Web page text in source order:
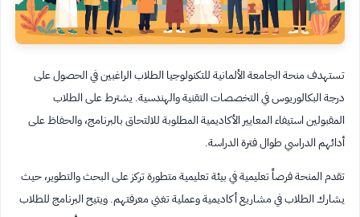
تستهدف منحة الجامعة الألمانية للتكنولوجيا الطلاب الراغبين في الحصول على
درجة البكالوريوس في التخصصات التقنية والهندسية. يشترط على الطلاب
المقبولين استيفاء المعايير الأكاديمية المطلوبة للالتحاق بالبرنامج، والحفاظ على
أدائهم الدراسي طوال فترة الدراسة.
تقدم المنحة فرصاً تعليمية في بيئة تعليمية متطورة تركز على البحث والتطوير، حيث
يشارك الطلاب في مشاريع أكاديمية وعملية تغني معرفتهم. ويتيح البرنامج للطلاب